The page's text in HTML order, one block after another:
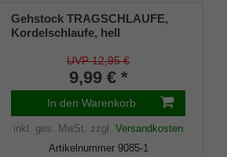
Gehstock TRAGSCHLAUFE,
Kordelschlaufe, hell
UVP 12,95 €
9,99 € *
In den Warenkorb
inkl. ges. MwSt. zzgl. Versandkosten
Artikelnummer 9085-1